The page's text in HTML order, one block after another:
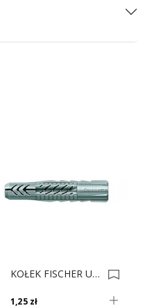
KOŁEK FISCHER UX 10x60 R 0003728
1,25 zł